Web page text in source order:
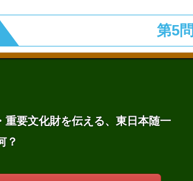
第5問
重要文化財を伝える、東日本随一
？